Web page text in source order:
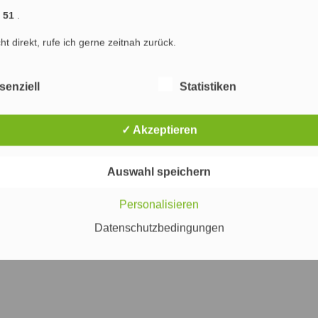
(RSS)
: Marketing & SEO Agentur Hamburg : Marketing, Online Marketing und
Hamburg Marketing Werbung Internet
51 .
direkt, rufe ich gerne zeitnah zurück.
Statistiken
✓ Akzeptieren
Auswahl speichern
Personalisieren
Datenschutzbedingungen